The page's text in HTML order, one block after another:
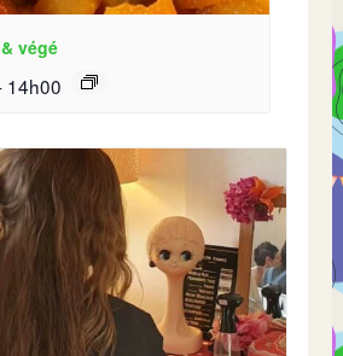
végé
14h00